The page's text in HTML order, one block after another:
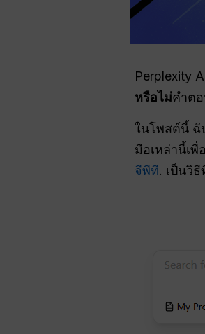
Perplexity
หรือไม่คำต
ในโพสต์นี้ ฉั
มือเหล่านี้เ
จีพีที. เป็นวิ